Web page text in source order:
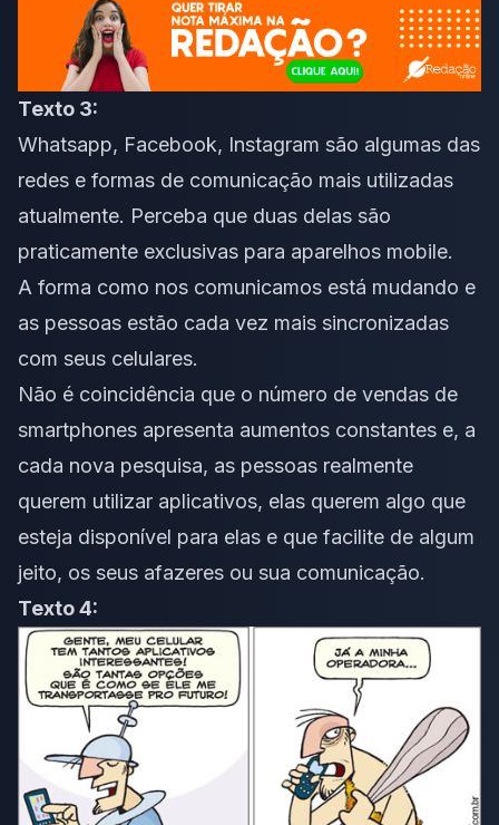
Texto 3:
Whatsapp, Facebook, Instagram são algumas das
redes e formas de comunicação mais utilizadas
atualmente. Perceba que duas delas são
praticamente exclusivas para aparelhos mobile.
A forma como nos comunicamos está mudando e
as pessoas estão cada vez mais sincronizadas
com seus celulares.
Não é coincidência que o número de vendas de
smartphones apresenta aumentos constantes e, a
cada nova pesquisa, as pessoas realmente
querem utilizar aplicativos, elas querem algo que
esteja disponível para elas e que facilite de algum
jeito, os seus afazeres ou sua comunicação.
Texto 4: